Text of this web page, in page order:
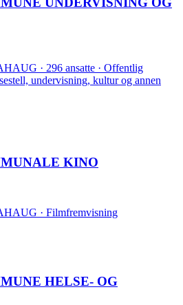
· 296 ansatte · Offentlig
undervisning, kultur og annen
KINO
· Filmfremvisning
HELSE- OG